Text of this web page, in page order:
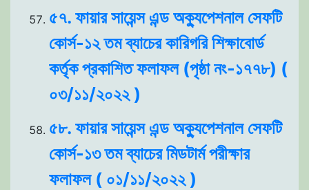
৫৭. ফায়ার সায়েন্স এন্ড অক্যুপেশনাল সেফটি
কোর্স-১২ তম ব্যাচের কারিগরি শিক্ষাবোর্ড
কর্তৃক প্রকাশিত ফলাফল (পৃষ্ঠা নং-১৭৭৮) (
০৩/১১/২০২২ )
৫৮. ফায়ার সায়েন্স এন্ড অক্যুপেশনাল সেফটি
কোর্স-১৩ তম ব্যাচের মিডটার্ম পরীক্ষার
ফলাফল ( ০১/১১/২০২২ )